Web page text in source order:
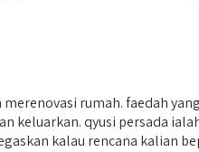
rumah. faedah
keluarkan. qyusi persada
kalau rencana kalian